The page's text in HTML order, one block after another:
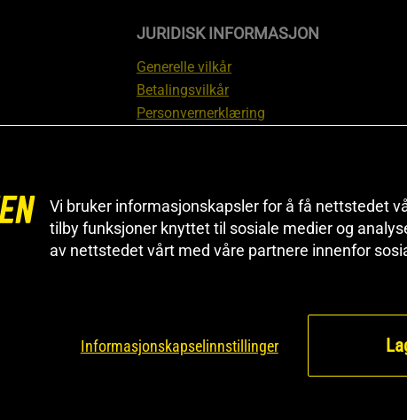
JURIDISK INFORMASJON
Generelle vilkår
Betalingsvilkår
Personvernerklæring
Informasjon om angrerett og
reklamasjon
Cookieinnstillinger
Vi bruker informasjonskapsler for å få nettstedet
tilby funksjoner knyttet til sosiale medier og
av nettstedet vårt med våre partnere innenfor
Informasjonskapselinnstillinger